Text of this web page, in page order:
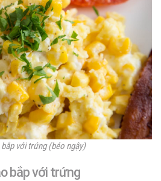
với trứng (béo ngậy)
bắp với trứng